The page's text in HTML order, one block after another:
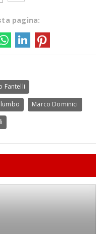
pagina:
Fantelli
Marco Dominici